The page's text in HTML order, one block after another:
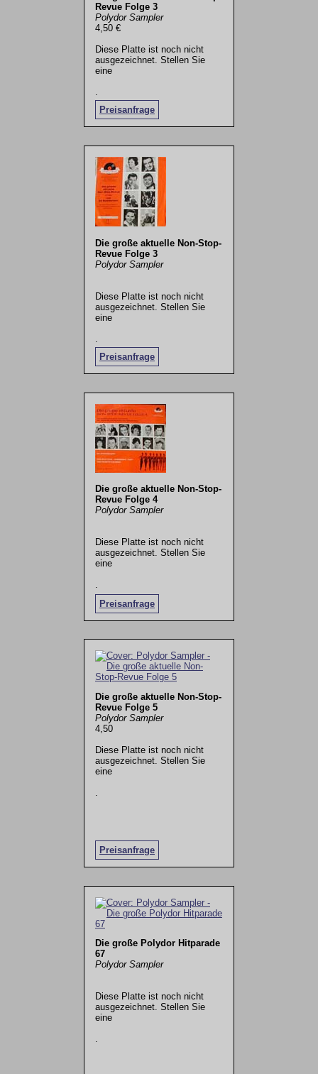
Revue Folge 3
Polydor Sampler
4,50 €
Diese Platte ist noch nicht
ausgezeichnet. Stellen Sie
eine
Preisanfrage
.
Die große aktuelle Non-Stop-
Revue Folge 3
Polydor Sampler
Diese Platte ist noch nicht
ausgezeichnet. Stellen Sie
eine
Preisanfrage
Die große aktuelle Non-Stop-
Revue Folge 4
Polydor Sampler
Diese Platte ist noch nicht
ausgezeichnet. Stellen Sie
eine
Preisanfrage
.
Die große aktuelle Non-Stop-
Revue Folge 5
Polydor Sampler
4,50
Diese Platte ist noch nicht
ausgezeichnet. Stellen Sie
eine
Preisanfrage
Die große Polydor Hitparade
67
Polydor Sampler
Diese Platte ist noch nicht
ausgezeichnet. Stellen Sie
eine
.